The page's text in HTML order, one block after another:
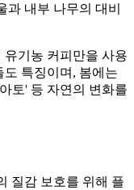
내부 나무의 대비
유기농 커피만을 사용
특징이며, 봄에는
토' 등 자연의 변화를
질감 보호를 위해 플